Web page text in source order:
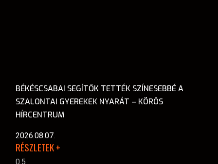
BÉKÉSCSABAI SEGÍTŐK TETTÉK SZÍNESEBBÉ A
SZALONTAI GYEREKEK NYARÁT – KÖRÖS
HÍRCENTRUM
2026.08.07.
RÉSZLETEK +